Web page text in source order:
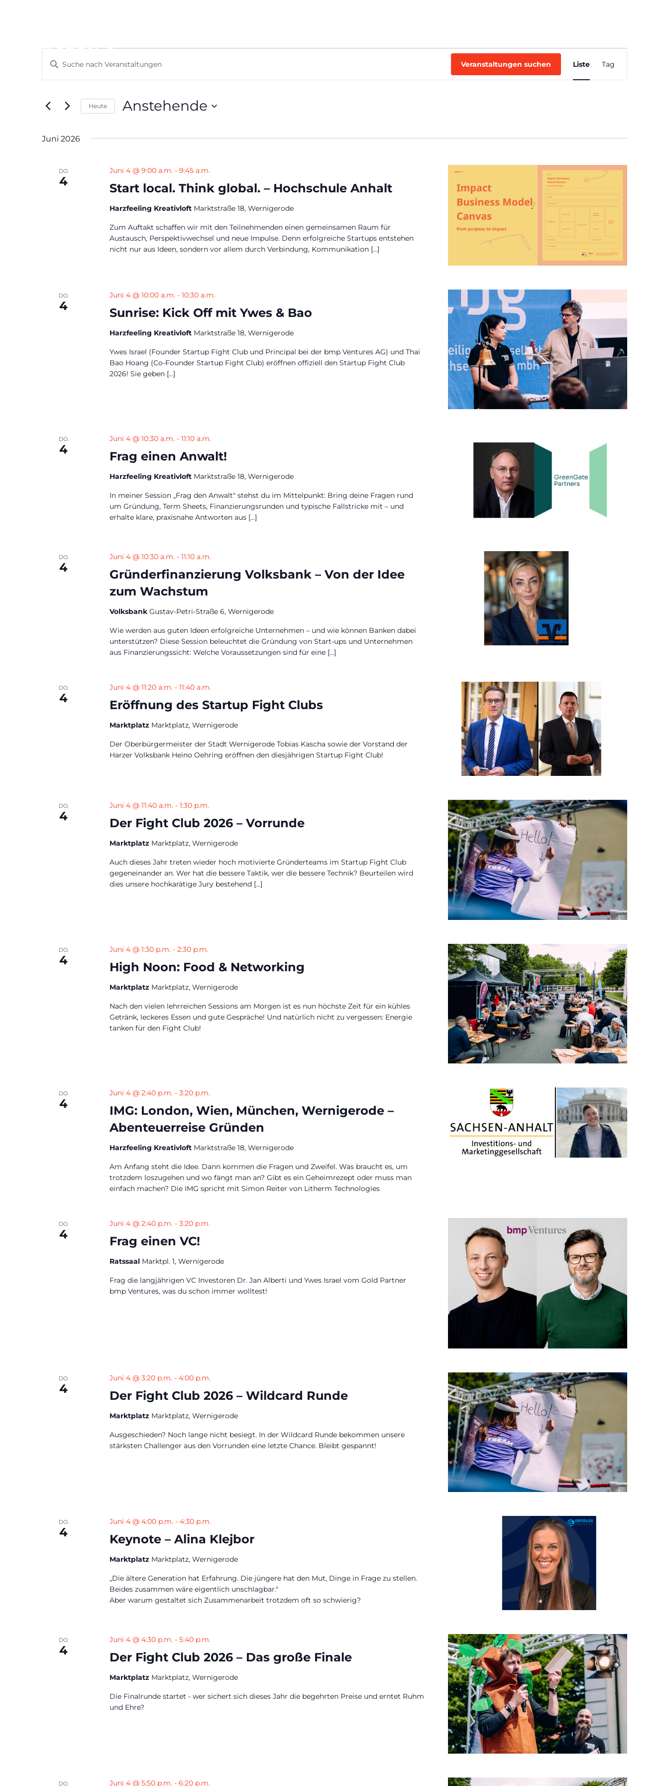
Veranstaltungen
Veranstaltungen
Suche
und
Navigation
Bitte
Schlüsselwort
eingeben.
nach
Veranstaltungen suchen
Veranstaltung
Ansichten-
Navigation
Liste Tag
Heute Anstehende
Juni 2026
DO.
4 Start local. Think global. – Hochschule Anhalt
Juni 4 @ 9:00 a.m.- 9:45 a.m.
Harzfeeling Kreativloft Marktstraße 18, Wernigerode
Zum Auftakt schaffen wir mit den Teilnehmenden einen gemeinsamen Raum für
Austausch, Perspektivwechsel und neue Impulse. Denn erfolgreiche Startups entstehen
nicht nur aus Ideen, sondern vor allem durch Verbindung, Kommunikation […]
DO.
4 Sunrise: Kick Off mit Ywes & Bao
Juni 4 @ 10:00 a.m.- 10:30 a.m.
Harzfeeling Kreativloft Marktstraße 18, Wernigerode
Ywes Israel (Founder Startup Fight Club und Principal bei der bmp Ventures AG) und Thai
Bao Hoang (Co-Founder Startup Fight Club) eröffnen offiziell den Startup Fight Club
2026! Sie geben […]
DO.
4 Frag einen Anwalt!
Juni 4 @ 10:30 a.m.- 11:10 a.m.
Harzfeeling Kreativloft Marktstraße 18, Wernigerode
In meiner Session „Frag den Anwalt" stehst du im Mittelpunkt: Bring deine Fragen rund
um Gründung, Term Sheets, Finanzierungsrunden und typische Fallstricke mit – und
erhalte klare, praxisnahe Antworten aus […]
DO.
4
Gründerfinanzierung Volksbank – Von der Idee
zum Wachstum
Juni 4 @ 10:30 a.m.- 11:10 a.m.
Volksbank Gustav-Petri-Straße 6, Wernigerode
Wie werden aus guten Ideen erfolgreiche Unternehmen – und wie können Banken dabei
unterstützen? Diese Session beleuchtet die Gründung von Start-ups und Unternehmen
aus Finanzierungssicht: Welche Voraussetzungen sind für eine […]
DO.
4 Eröffnung des Startup Fight Clubs
Juni 4 @ 11:20 a.m.- 11:40 a.m.
Marktplatz Marktplatz, Wernigerode
Der Oberbürgermeister der Stadt Wernigerode Tobias Kascha sowie der Vorstand der
Harzer Volksbank Heino Oehring eröffnen den diesjährigen Startup Fight Club!
DO.
4 Der Fight Club 2026 – Vorrunde
Juni 4 @ 11:40 a.m.- 1:30 p.m.
Marktplatz Marktplatz, Wernigerode
Auch dieses Jahr treten wieder hoch motivierte Gründerteams im Startup Fight Club
gegeneinander an. Wer hat die bessere Taktik, wer die bessere Technik? Beurteilen wird
dies unsere hochkarätige Jury bestehend […]
DO.
4 High Noon: Food & Networking
Juni 4 @ 1:30 p.m. - 2:30 p.m.
Marktplatz Marktplatz, Wernigerode
Nach den vielen lehrreichen Sessions am Morgen ist es nun höchste Zeit für ein kühles
Getränk, leckeres Essen und gute Gespräche! Und natürlich nicht zu vergessen: Energie
tanken für den Fight Club!
DO.
4
IMG: London, Wien, München, Wernigerode –
Abenteuerreise Gründen
Juni 4 @ 2:40 p.m. - 3:20 p.m.
Harzfeeling Kreativloft Marktstraße 18, Wernigerode
Am Anfang steht die Idee. Dann kommen die Fragen und Zweifel. Was braucht es, um
trotzdem loszugehen und wo fängt man an? Gibt es ein Geheimrezept oder muss man
einfach machen? Die IMG spricht mit Simon Reiter von Litherm Technologies
DO.
4 Frag einen VC!
Juni 4 @ 2:40 p.m. - 3:20 p.m.
Ratssaal Marktpl. 1, Wernigerode
Frag die langjährigen VC Investoren Dr. Jan Alberti und Ywes Israel vom Gold Partner
bmp Ventures, was du schon immer wolltest!
DO.
4 Der Fight Club 2026 – Wildcard Runde
Juni 4 @ 3:20 p.m.- 4:00 p.m.
Marktplatz Marktplatz, Wernigerode
Ausgeschieden? Noch lange nicht besiegt. In der Wildcard Runde bekommen unsere
stärksten Challenger aus den Vorrunden eine letzte Chance. Bleibt gespannt!
DO.
4 Keynote – Alina Klejbor
Juni 4 @ 4:00 p.m.- 4:30 p.m.
Marktplatz Marktplatz, Wernigerode
„Die ältere Generation hat Erfahrung. Die jüngere hat den Mut, Dinge in Frage zu stellen.
Beides zusammen wäre eigentlich unschlagbar."
Aber warum gestaltet sich Zusammenarbeit trotzdem oft so schwierig?
DO.
4 Der Fight Club 2026 – Das große Finale
Juni 4 @ 4:30 p.m.- 5:40 p.m.
Marktplatz Marktplatz, Wernigerode
Die Finalrunde startet - wer sichert sich dieses Jahr die begehrten Preise und erntet Ruhm
und Ehre?
DO. Juni 4 @ 5:50 p.m.- 6:20 p.m.